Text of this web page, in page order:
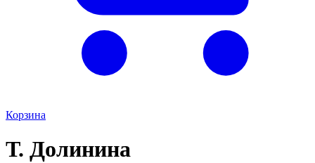
Корзина
Т. Долинина